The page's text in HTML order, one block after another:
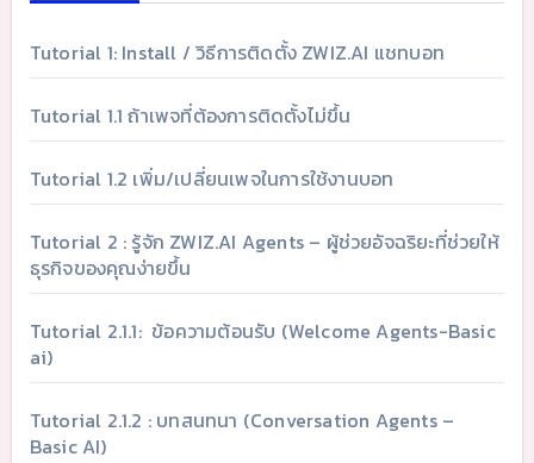
Tutorial 1: Install / วิธีการติดตั้ง ZWIZ.AI แชทบอท
Tutorial 1.1 ถ้าเพจที่ต้องการติดตั้งไม่ขึ้น
Tutorial 1.2 เพิ่ม/เปลี่ยนเพจในการใช้งานบอท
Tutorial 2 : รู้จัก ZWIZ.AI Agents – ผู้ช่วยอัจฉริยะที่ช่วยให้
ธุรกิจของคุณง่ายขึ้น
Tutorial 2.1.1: ข้อความต้อนรับ (Welcome Agents-Basic
ai)
Tutorial 2.1.2 : บทสนทนา (Conversation Agents –
Basic AI)